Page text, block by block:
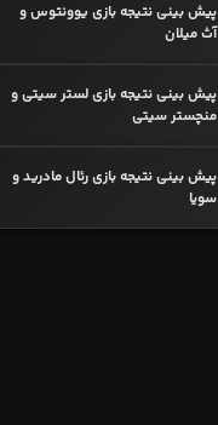
پیش بینی نتیجه بازی یوونتوس و
آث میلان
پیش بینی نتیجه بازی لستر سیتی و
منچستر سیتی
پیش بینی نتیجه بازی رئال مادرید و
سویا